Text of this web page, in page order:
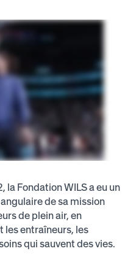
la Fondation WILS a eu un
de sa mission
de plein air, en
les entraîneurs, les
qui sauvent des vies.